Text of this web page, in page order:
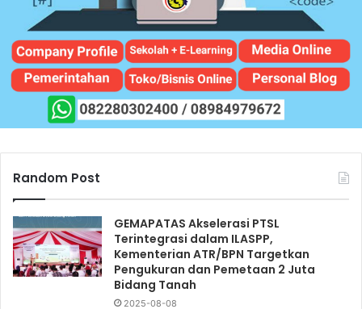
Random Post
GEMAPATAS Akselerasi PTSL
Terintegrasi dalam ILASPP,
Kementerian ATR/BPN Targetkan
Pengukuran dan Pemetaan 2 Juta
Bidang Tanah
2025-08-08